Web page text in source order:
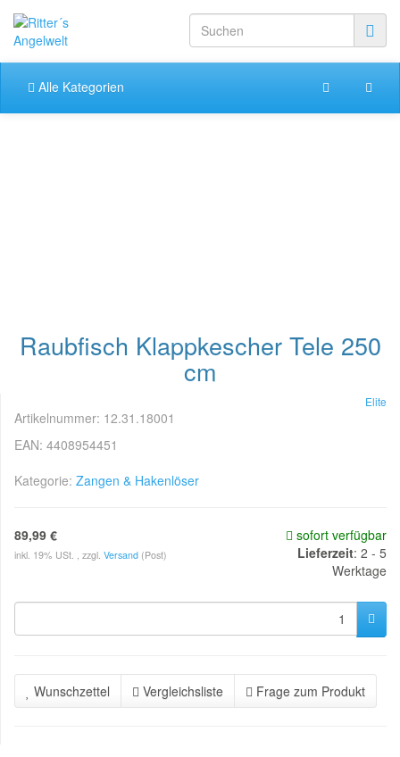
Alle Kategorien
Raubfisch Klappkescher Tele 250
cm
Elite
Artikelnummer: 12.31.18001
EAN: 4408954451
Kategorie: Zangen & Hakenlöser
89,99 €
inkl. 19% USt. , zzgl. Versand (Post)
sofort verfügbar
Lieferzeit: 2 - 5
Werktage
Wunschzettel Vergleichsliste Frage zum Produkt